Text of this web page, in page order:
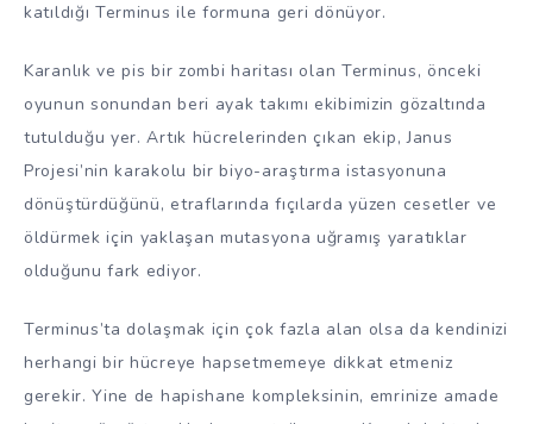
katıldığı Terminus ile formuna geri dönüyor.
Karanlık ve pis bir zombi haritası olan Terminus, önceki
oyunun sonundan beri ayak takımı ekibimizin gözaltında
tutulduğu yer. Artık hücrelerinden çıkan ekip, Janus
Projesi’nin karakolu bir biyo-araştırma istasyonuna
dönüştürdüğünü, etraflarında fıçılarda yüzen cesetler ve
öldürmek için yaklaşan mutasyona uğramış yaratıklar
olduğunu fark ediyor.
Terminus’ta dolaşmak için çok fazla alan olsa da kendinizi
herhangi bir hücreye hapsetmemeye dikkat etmeniz
gerekir. Yine de hapishane kompleksinin, emrinize amade